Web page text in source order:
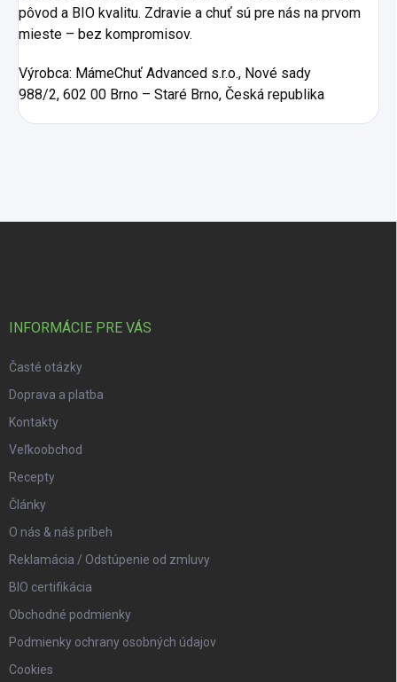
pôvod a BIO kvalitu. Zdravie a chuť sú pre nás na prvom
mieste – bez kompromisov.
Výrobca: MámeChuť Advanced s.r.o., Nové sady
988/2, 602 00 Brno – Staré Brno, Česká republika
INFORMÁCIE PRE VÁS
Časté otázky
Doprava a platba
Kontakty
Veľkoobchod
Recepty
Články
O nás & náš príbeh
Reklamácia / Odstúpenie od zmluvy
BIO certifikácia
Obchodné podmienky
Podmienky ochrany osobných údajov
Cookies